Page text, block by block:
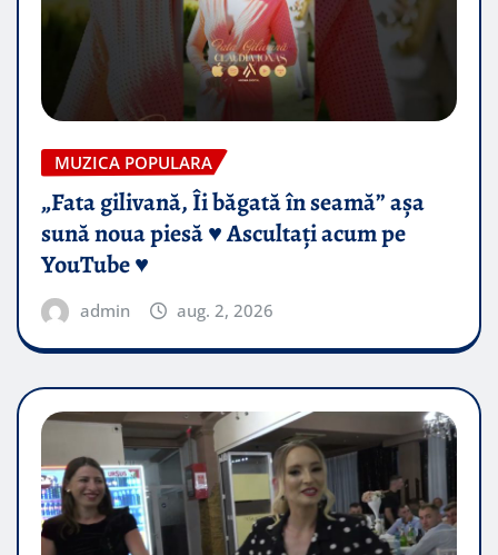
MUZICA POPULARA
„Fata gilivană, Îi băgată în seamă” așa
sună noua piesă ♥️ Ascultați acum pe
YouTube ♥️
admin aug. 2, 2026